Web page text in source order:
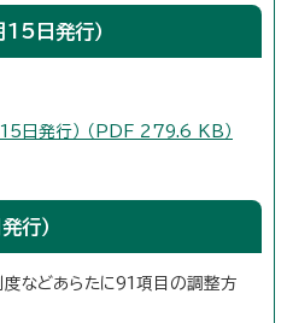
日発行）
日発行） （PDF 279.6 KB）
行）
度などあらたに91項目の調整方